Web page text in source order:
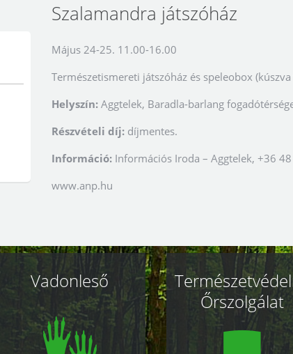
Szalamandra játszóház
Május 24-25. 11.00-16.00
Természetismereti játszóház és speleobox
Helyszín: Aggtelek, Baradla-barlang
Részvételi díj: díjmentes.
Információ: Információs Iroda – Aggtelek, +36
www.anp.hu
Vadonleső
Őrszolgálat